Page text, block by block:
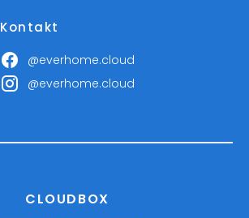
Kontakt
@everhome.cloud
@everhome.cloud
CLOUDBOX